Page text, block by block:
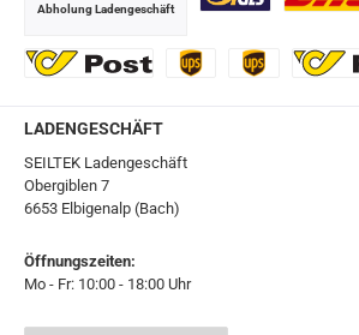
Abholung Ladengeschäft
LADENGESCHÄFT
SEILTEK Ladengeschäft
Obergiblen 7
6653 Elbigenalp (Bach)
Öffnungszeiten:
Mo - Fr: 10:00 - 18:00 Uhr